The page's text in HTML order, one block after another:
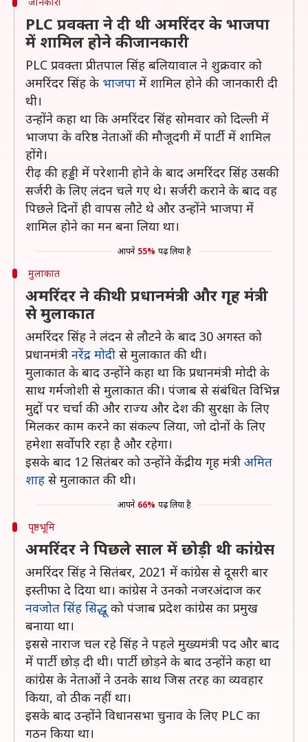
PLC प्रवक्ता ने दी थी अमरिंदर के भाजपा
में शामिल होने की जानकारी
PLC प्रवक्ता प्रीतपाल सिंह बलियावाल ने शुक्रवार को
अमरिंदर सिंह के भाजपा में शामिल होने की जानकारी दी
थी।
उन्होंने कहा था कि अमरिंदर सिंह सोमवार को दिल्ली में
भाजपा के वरिष्ठ नेताओं की मौजूदगी में पार्टी में शामिल
होंगे।
रीढ़ की हड्डी में परेशानी होने के बाद अमरिंदर सिंह उसकी
सर्जरी के लिए लंदन चले गए थे। सर्जरी कराने के बाद वह
पिछले दिनों ही वापस लौटे थे और उन्होंने भाजपा में
शामिल होने का मन बना लिया था।
आपने 55% पढ़ लिया है
मुलाकात
अमरिंदर ने की थी प्रधानमंत्री और गृह मंत्री
से मुलाकात
अमरिंदर सिंह ने लंदन से लौटने के बाद 30 अगस्त को
प्रधानमंत्री नरेंद्र मोदी से मुलाकात की थी।
मुलाकात के बाद उन्होंने कहा था कि प्रधानमंत्री मोदी के
साथ गर्मजोशी से मुलाकात की। पंजाब से संबंधित विभिन्न
मुद्दों पर चर्चा की और राज्य और देश की सुरक्षा के लिए
मिलकर काम करने का संकल्प लिया, जो दोनों के लिए
हमेशा सर्वोपरि रहा है और रहेगा।
इसके बाद 12 सितंबर को उन्होंने केंद्रीय गृह मंत्री अमित
शाह से मुलाकात की थी।
आपने 66% पढ़ लिया है
पृष्ठभूमि
अमरिंदर ने पिछले साल में छोड़ी थी कांग्रेस
अमरिंदर सिंह ने सितंबर, 2021 में कांग्रेस से दूसरी बार
इस्तीफा दे दिया था। कांग्रेस ने उनको नजरअंदाज कर
नवजोत सिंह सिद्धू को पंजाब प्रदेश कांग्रेस का प्रमुख
बनाया था।
इससे नाराज चल रहे सिंह ने पहले मुख्यमंत्री पद और बाद
में पार्टी छोड़ दी थी। पार्टी छोड़ने के बाद उन्होंने कहा था
कांग्रेस के नेताओं ने उनके साथ जिस तरह का व्यवहार
किया, वो ठीक नहीं था।
इसके बाद उन्होंने विधानसभा चुनाव के लिए PLC का
गठन किया था।